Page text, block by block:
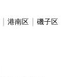
港南区 磯子区